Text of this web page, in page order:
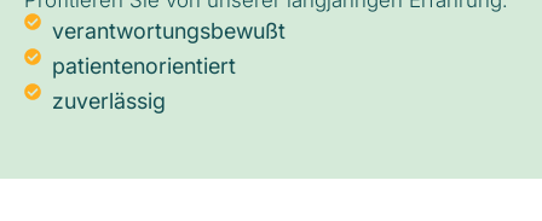
verantwortungsbewußt
patientenorientiert
zuverlässig